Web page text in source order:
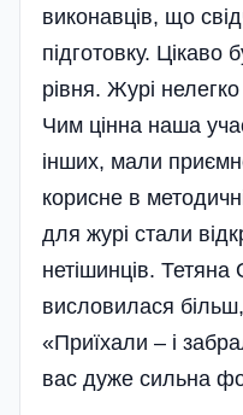
виконавців, що
підготовку. Цікаво
рівня. Журі
Чим цінна наша
інших, мали
корисне в
для журі стали
нетішинців.
висловилася
«Приїхали – і
вас дуже сильна